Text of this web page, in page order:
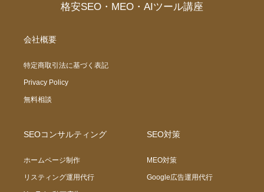
格安SEO・MEO・AIツール講座
会社概要
特定商取引法に基づく表記
Privacy Policy
無料相談
SEOコンサルティング
ホームページ制作
リスティング運用代行
SEO対策
MEO対策
Google広告運用代行